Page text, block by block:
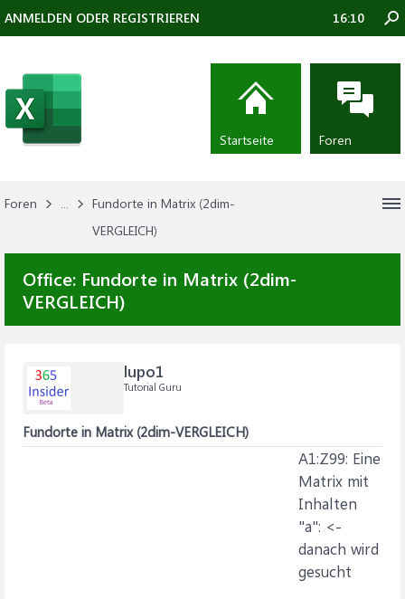
Foren ...
Fundorte in Matrix (2dim-
VERGLEICH)
Office: Fundorte in Matrix (2dim-
VERGLEICH)
lupo1
Tutorial Guru
Fundorte in Matrix (2dim-VERGLEICH)
A1:Z99: Eine
Matrix mit
Inhalten
"a": <-
danach wird
gesucht
ANMELDEN ODER REGISTRIEREN 16:10
Startseite Foren